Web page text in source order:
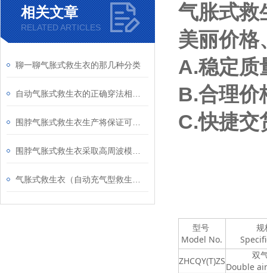
相关文章
RELATED ARTICLES
聊一聊气胀式救生衣的那几种分类
气胀式救
美丽价格
A.稳定质
B.合理价
C.快捷交
型号
Model No.
ZHCQY(T)ZS
双
Double